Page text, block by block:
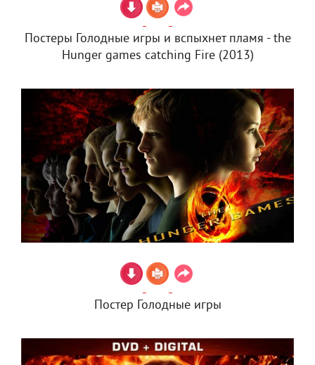
Постеры Голодные игры и вспыхнет пламя - the
Hunger games catching Fire (2013)
Постер Голодные игры